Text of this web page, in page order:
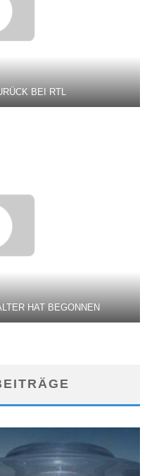
BEI RTL
HAT BEGONNEN